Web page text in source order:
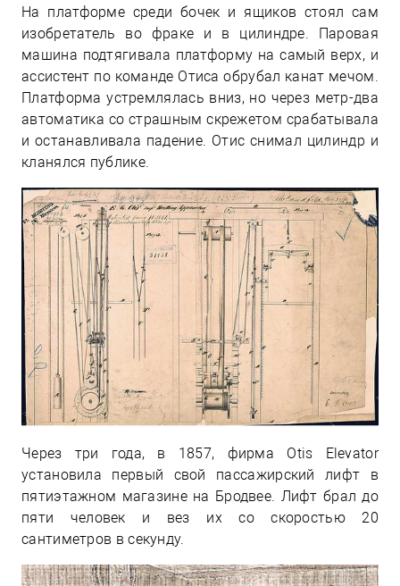
На платформе среди бочек и ящиков стоял сам
изобретатель во фраке и в цилиндре. Паровая
машина подтягивала платформу на самый верх, и
ассистент по команде Отиса обрубал канат мечом.
Платформа устремлялась вниз, но через метр-два
автоматика со страшным скрежетом срабатывала
и останавливала падение. Отис снимал цилиндр и
кланялся публике.
Через три года, в 1857, фирма Otis Elevator
установила первый свой пассажирский лифт в
пятиэтажном магазине на Бродвее. Лифт брал до
пяти человек и вез их со скоростью 20
сантиметров в секунду.